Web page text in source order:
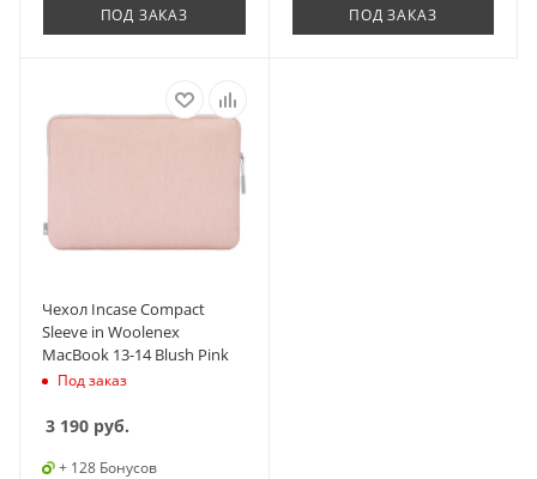
ПОД ЗАКАЗ ПОД ЗАКАЗ
Чехол Incase Compact
Sleeve in Woolenex
MacBook 13-14 Blush Pink
Под заказ
3 190 руб.
+ 128 Бонусов